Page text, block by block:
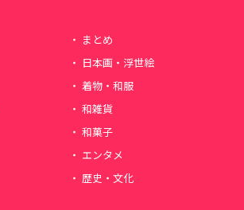
まとめ
日本画・浮世絵
着物・和服
和雑貨
和菓子
エンタメ
歴史・文化